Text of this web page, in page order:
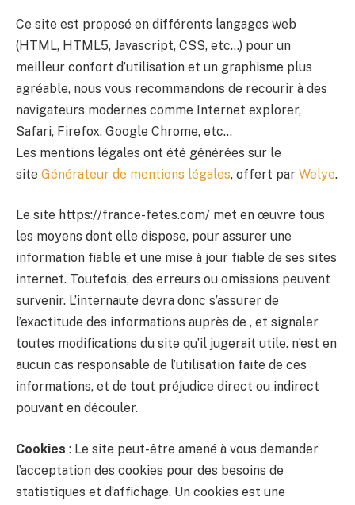
Ce site est proposé en différents langages web
(HTML, HTML5, Javascript, CSS, etc…) pour un
meilleur confort d’utilisation et un graphisme plus
agréable, nous vous recommandons de recourir à des
navigateurs modernes comme Internet explorer,
Safari, Firefox, Google Chrome, etc…
Les mentions légales ont été générées sur le
site Générateur de mentions légales, offert par Welye.
Le site https://france-fetes.com/ met en œuvre tous
les moyens dont elle dispose, pour assurer une
information fiable et une mise à jour fiable de ses sites
internet. Toutefois, des erreurs ou omissions peuvent
survenir. L’internaute devra donc s’assurer de
l’exactitude des informations auprès de , et signaler
toutes modifications du site qu’il jugerait utile. n’est en
aucun cas responsable de l’utilisation faite de ces
informations, et de tout préjudice direct ou indirect
pouvant en découler.
Cookies : Le site peut-être amené à vous demander
l’acceptation des cookies pour des besoins de
statistiques et d’affichage. Un cookies est une